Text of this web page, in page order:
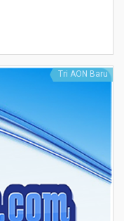
Tri AON Baru